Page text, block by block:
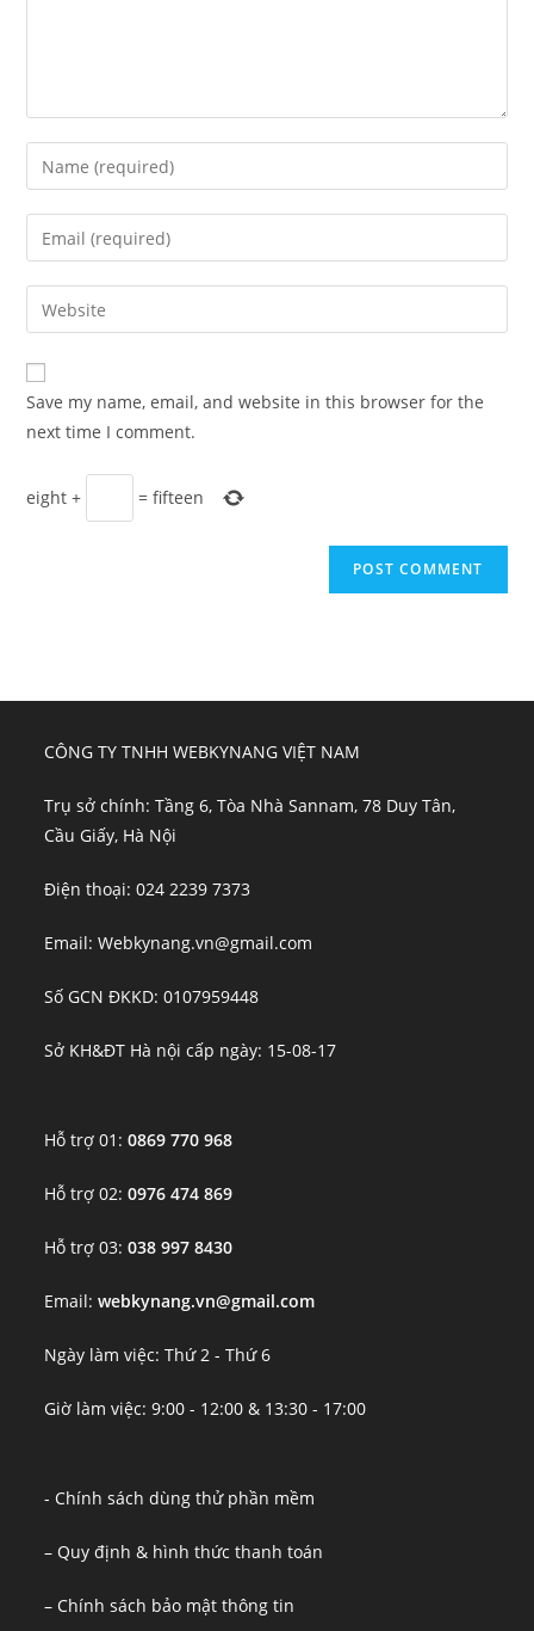
Enter
your
name
comment
Enter
your
email
address
comment
Enter
your
website
URL
(optional)
Save my name, email, and website in this browser for the
next time I comment.
eight + =fifteen
CÔNG TY TNHH WEBKYNANG VIỆT NAM
Trụ sở chính: Tầng 6, Tòa Nhà Sannam, 78 Duy Tân,
Cầu Giấy, Hà Nội
Điện thoại: 024 2239 7373
Email: Webkynang.vn@gmail.com
Số GCN ĐKKD: 0107959448
Sở KH&ĐT Hà nội cấp ngày: 15-08-17
Hỗ trợ 01:0869 770 968
Hỗ trợ 02:0976 474 869
Hỗ trợ 03:038 997 8430
Email:webkynang.vn@gmail.com
Ngày làm việc: Thứ 2 - Thứ 6
Giờ làm việc: 9:00 - 12:00 & 13:30 - 17:00
- Chính sách dùng thử phần mềm
– Quy định & hình thức thanh toán
– Chính sách bảo mật thông tin